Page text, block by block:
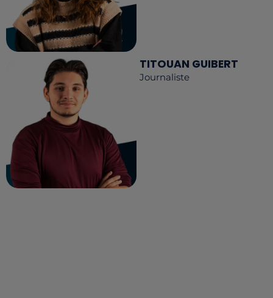
TITOUAN GUIBERT
Journaliste